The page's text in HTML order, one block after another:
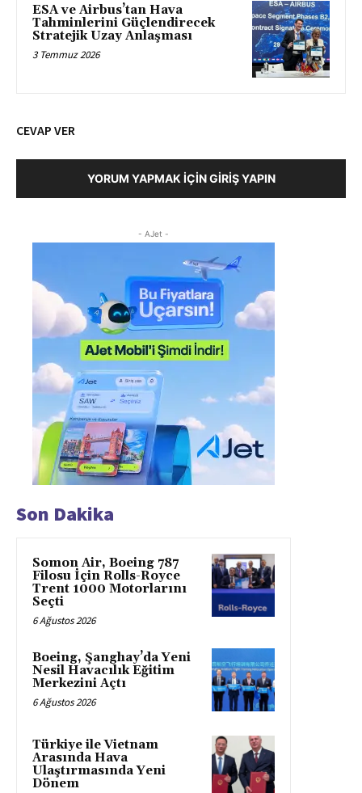
ESA ve Airbus’tan Hava
Tahminlerini Güçlendirecek
Stratejik Uzay Anlaşması
3 Temmuz 2026
CEVAP VER
YORUM YAPMAK İÇIN GIRIŞ YAPIN
- AJet -
Son Dakika
Somon Air, Boeing 787
Filosu İçin Rolls-Royce
Trent 1000 Motorlarını
Seçti
6 Ağustos 2026
Boeing, Şanghay’da Yeni
Nesil Havacılık Eğitim
Merkezini Açtı
6 Ağustos 2026
Türkiye ile Vietnam
Arasında Hava
Ulaştırmasında Yeni
Dönem